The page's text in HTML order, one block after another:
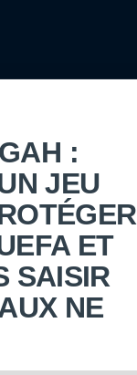
:
JEU
ET
SAISIR
NE